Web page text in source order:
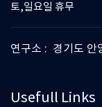
토,일요일 휴무
연구소 : 경기도 안
Usefull Links